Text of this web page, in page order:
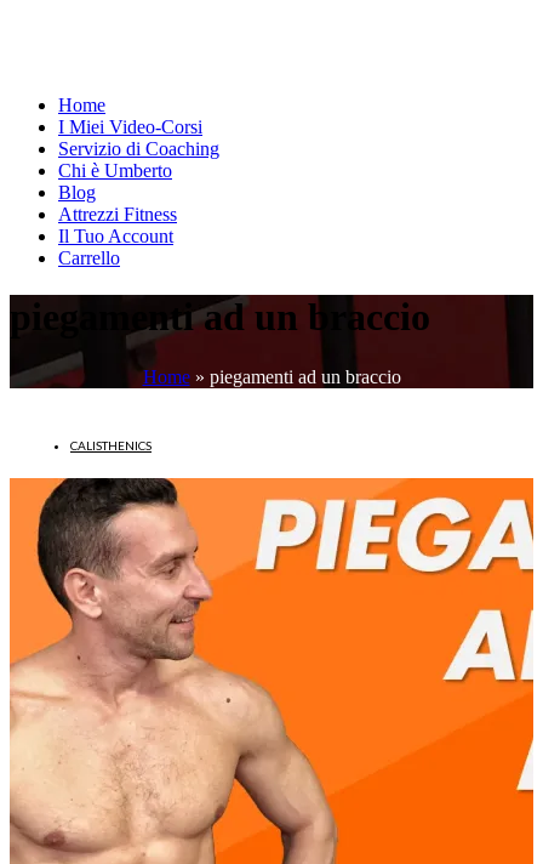
Home
I Miei Video-Corsi
Servizio di Coaching
Chi è Umberto
Blog
Attrezzi Fitness
Il Tuo Account
Carrello
piegamenti ad un braccio
Home» piegamenti ad un braccio
CALISTHENICS